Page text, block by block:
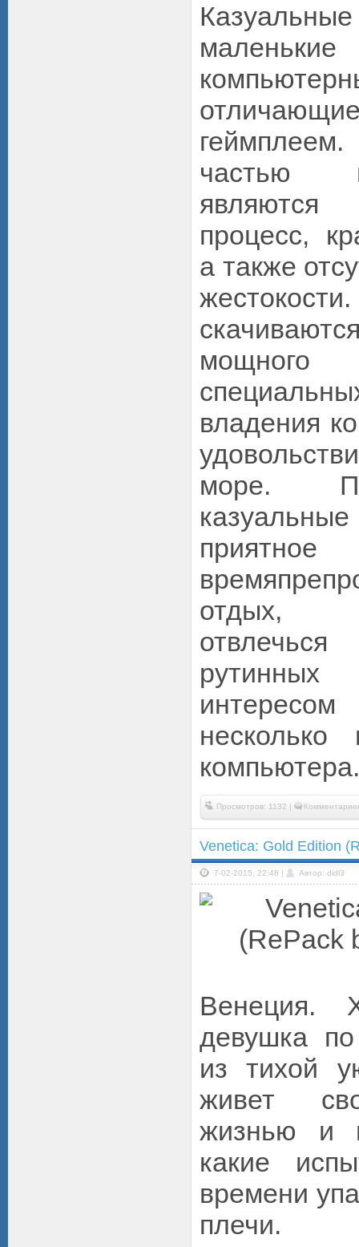
маленькие
частью
являются
процесс,
а также
владения
море.
приятное
отдых,
компьютера.
Просмотров: 1132 |
Venetica: Gold Edition
7-02-2015, 22:48 | Автор: didl3
Венеция.
девушка
из тихой
живет
жизнью и
какие
времени
плечи.